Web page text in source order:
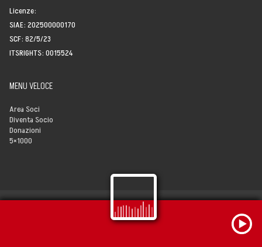
Storia, Mission e Vision
Fondatori
Speaker
Docenti
Blogger
Attività
Licenze:
SIAE: 202500000170
SCF: 82/5/23
ITSRIGHTS: 0015524
MENU VELOCE
Area Soci
Diventa Socio
Donazioni
5×1000